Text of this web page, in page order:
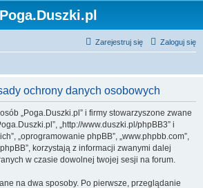
Poga.Duszki.pl
Zaloguj się
Zarejestruj się
ochrony danych osobowych
„Poga.Duszki.pl” i firmy stowarzyszone zwane
„http://www.duszki.pl/phpBB3” i
„oprogramowanie phpBB”, „www.phpbb.com”,
phpBB”, korzystają z informacji zwanymi dalej
w czasie dowolnej twojej sesji na forum.
na dwa sposoby. Po pierwsze, przeglądanie